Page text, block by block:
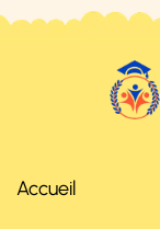
Accueil